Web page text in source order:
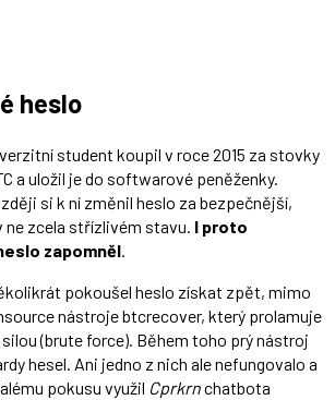
heslo
student koupil v roce 2015 za stovky
a uložil je do softwarové peněženky.
si k ní změnil heslo za bezpečnější,
ne zcela střízlivém stavu. I proto
zapomněl.
pokoušel heslo získat zpět, mimo
nástroje btcrecover, který prolamuje
(brute force). Během toho prý nástroj
hesel. Ani jedno z nich ale nefungovalo a
pokusu využil Cprkrnchatbota